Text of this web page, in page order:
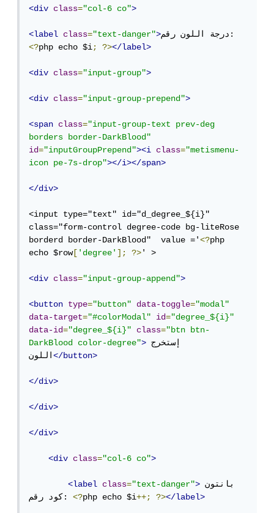
<div class="col-6 co">
<label class="text-danger">
<?php echo $i; ?></label>
<div class="input-group">
<div class="input-group-prepend">
<span class="input-group-text prev-deg
borders border-DarkBlood"
id="inputGroupPrepend"><i class="metismenu-
icon pe-7s-drop"></i></span>
</div>
<input type="text" id="d_degree_${i}"
class="form-control degree-code bg-liteRose
borderd border-DarkBlood"  value ='<?php
echo $row['degree']; ?>' >
<div class="input-group-append">
<button type="button" data-toggle="modal"
data-target="#colorModal" id="degree_${i}"
data-id="degree_${i}" class="btn btn-
DarkBlood color-degree"> إستخرج
اللون</button>
</div>
</div>
</div>
<div class="col-6 co">
<label class="text-danger"> بانتون
كود رقم: <?php echo $i++; ?></label>